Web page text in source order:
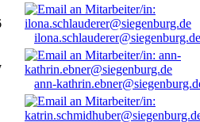
ilona.schlauderer@siegenburg.de
ann-